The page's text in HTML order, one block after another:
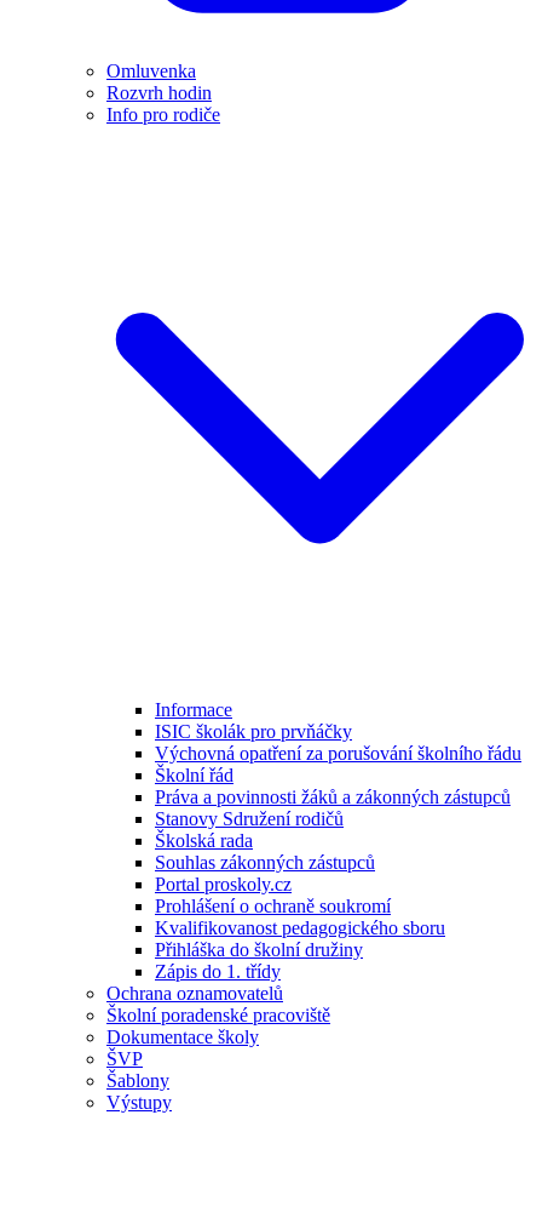
Omluvenka
Rozvrh hodin
Info pro rodiče
Informace
ISIC školák pro prvňáčky
Výchovná opatření za porušování školního řádu
Školní řád
Práva a povinnosti žáků a zákonných zástupců
Stanovy Sdružení rodičů
Školská rada
Souhlas zákonných zástupců
Portal proskoly.cz
Prohlášení o ochraně soukromí
Kvalifikovanost pedagogického sboru
Přihláška do školní družiny
Zápis do 1. třídy
Ochrana oznamovatelů
Školní poradenské pracoviště
Dokumentace školy
ŠVP
Šablony
Výstupy